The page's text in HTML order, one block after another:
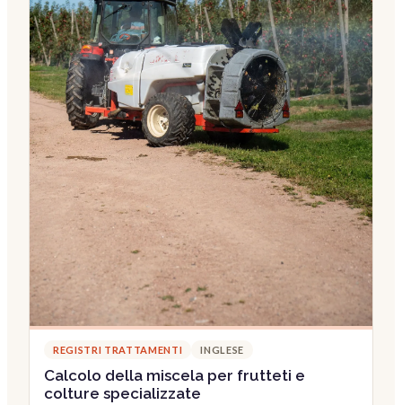
REGISTRI TRATTAMENTI INGLESE
Calcolo della miscela per frutteti e
colture specializzate